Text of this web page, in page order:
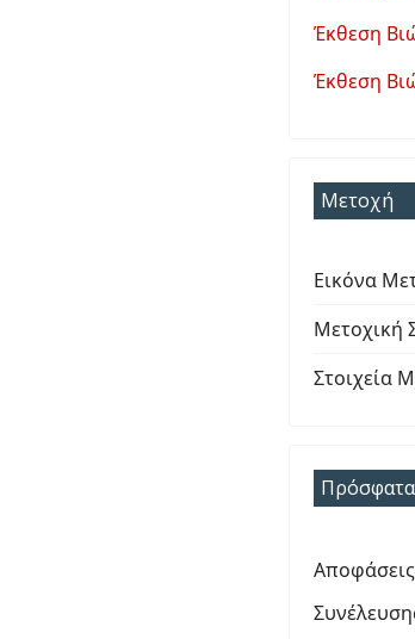
Έκθεση
Έκθεση
Μετοχή
Εικόνα
Μετοχική
Στοιχεία
Αποφάσεις